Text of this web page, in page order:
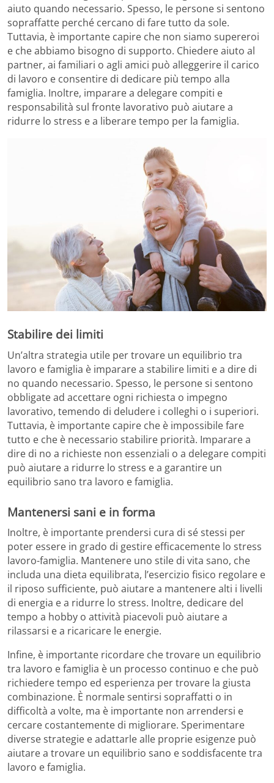
aiuto quando necessario. Spesso, le persone si sentono
sopraffatte perché cercano di fare tutto da sole.
Tuttavia, è importante capire che non siamo supereroi
e che abbiamo bisogno di supporto. Chiedere aiuto al
partner, ai familiari o agli amici può alleggerire il carico
di lavoro e consentire di dedicare più tempo alla
famiglia. Inoltre, imparare a delegare compiti e
responsabilità sul fronte lavorativo può aiutare a
ridurre lo stress e a liberare tempo per la famiglia.
Stabilire dei limiti
Un’altra strategia utile per trovare un equilibrio tra
lavoro e famiglia è imparare a stabilire limiti e a dire di
no quando necessario. Spesso, le persone si sentono
obbligate ad accettare ogni richiesta o impegno
lavorativo, temendo di deludere i colleghi o i superiori.
Tuttavia, è importante capire che è impossibile fare
tutto e che è necessario stabilire priorità. Imparare a
dire di no a richieste non essenziali o a delegare compiti
può aiutare a ridurre lo stress e a garantire un
equilibrio sano tra lavoro e famiglia.
Mantenersi sani e in forma
Inoltre, è importante prendersi cura di sé stessi per
poter essere in grado di gestire efficacemente lo stress
lavoro-famiglia. Mantenere uno stile di vita sano, che
includa una dieta equilibrata, l’esercizio fisico regolare e
il riposo sufficiente, può aiutare a mantenere alti i livelli
di energia e a ridurre lo stress. Inoltre, dedicare del
tempo a hobby o attività piacevoli può aiutare a
rilassarsi e a ricaricare le energie.
Infine, è importante ricordare che trovare un equilibrio
tra lavoro e famiglia è un processo continuo e che può
richiedere tempo ed esperienza per trovare la giusta
combinazione. È normale sentirsi sopraffatti o in
difficoltà a volte, ma è importante non arrendersi e
cercare costantemente di migliorare. Sperimentare
diverse strategie e adattarle alle proprie esigenze può
aiutare a trovare un equilibrio sano e soddisfacente tra
lavoro e famiglia.